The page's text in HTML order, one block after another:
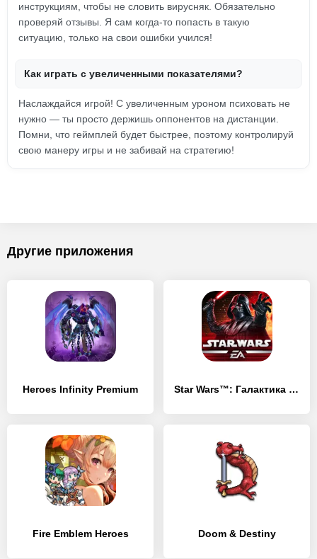
инструкциям, чтобы не словить вирусняк. Обязательно
проверяй отзывы. Я сам когда-то попасть в такую
ситуацию, только на свои ошибки учился!
Как играть с увеличенными показателями?
Наслаждайся игрой! С увеличенным уроном психовать не
нужно — ты просто держишь оппонентов на дистанции.
Помни, что геймплей будет быстрее, поэтому контролируй
свою манеру игры и не забивай на стратегию!
Другие приложения
Heroes Infinity Premium Star Wars™: Галактика героев
Fire Emblem Heroes Doom & Destiny